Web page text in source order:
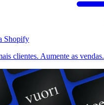
Shopify
clientes. Aumente as vendas.